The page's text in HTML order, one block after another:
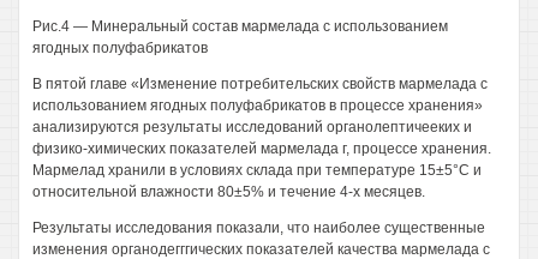
Рис.4 — Минеральный состав мармелада с использованием
ягодных полуфабрикатов
В пятой главе «Изменение потребительских свойств мармелада с
использованием ягодных полуфабрикатов в процессе хранения»
анализируются результаты исследований органолептичееких и
физико-химических показателей мармелада г, процессе хранения.
Мармелад хранили в условиях склада при температуре 15±5°С и
относительной влажности 80±5% и течение 4-х месяцев.
Результаты исследования показали, что наиболее существенные
изменения органодегггических показателей качества мармелада с